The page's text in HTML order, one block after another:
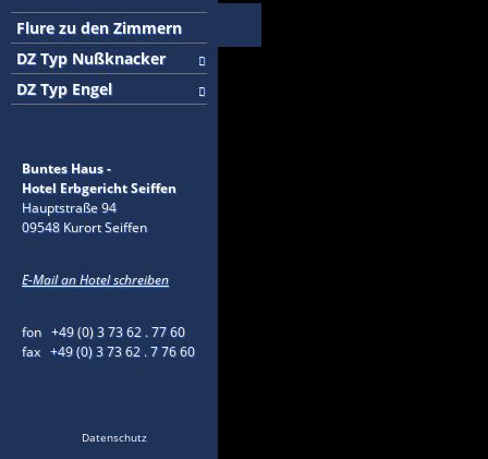
Flure zu den Zimmern
DZ Typ Nußknacker
DZ Typ Engel
Buntes Haus -
Hotel Erbgericht Seiffen
Hauptstraße 94
09548 Kurort Seiffen
E-Mail an Hotel schreiben
fon +49 (0) 3 73 62 . 77 60
fax +49 (0) 3 73 62 . 7 76 60
Datenschutz